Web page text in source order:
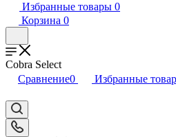
Избранные товары 0
Корзина 0
Cobra Select
Сравнение0 Избранные